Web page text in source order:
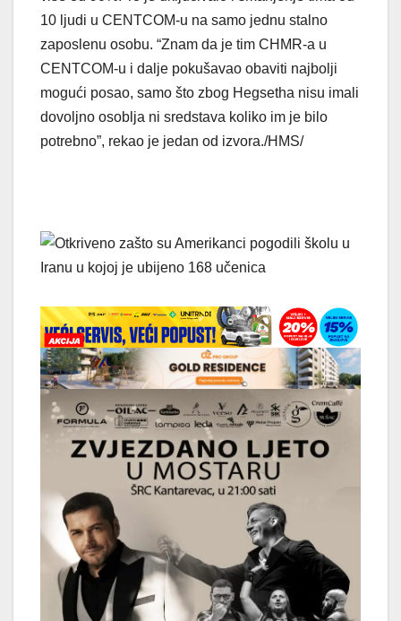
10 ljudi u CENTCOM-u na samo jednu stalno
zaposlenu osobu. “Znam da je tim CHMR-a u
CENTCOM-u i dalje pokušavao obaviti najbolji
mogući posao, samo što zbog Hegsetha nisu imali
dovoljno osoblja ni sredstava koliko im je bilo
potrebno”, rekao je jedan od izvora./HMS/